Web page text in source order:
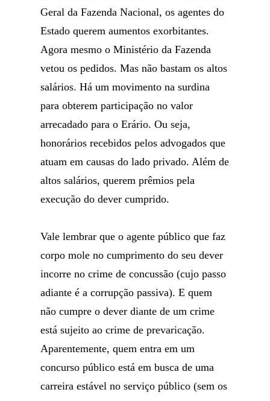
Geral da Fazenda Nacional, os agentes do
Estado querem aumentos exorbitantes.
Agora mesmo o Ministério da Fazenda
vetou os pedidos. Mas não bastam os altos
salários. Há um movimento na surdina
para obterem participação no valor
arrecadado para o Erário. Ou seja,
honorários recebidos pelos advogados que
atuam em causas do lado privado. Além de
altos salários, querem prêmios pela
execução do dever cumprido.
Vale lembrar que o agente público que faz
corpo mole no cumprimento do seu dever
incorre no crime de concussão (cujo passo
adiante é a corrupção passiva). E quem
não cumpre o dever diante de um crime
está sujeito ao crime de prevaricação.
Aparentemente, quem entra em um
concurso público está em busca de uma
carreira estável no serviço público (sem os